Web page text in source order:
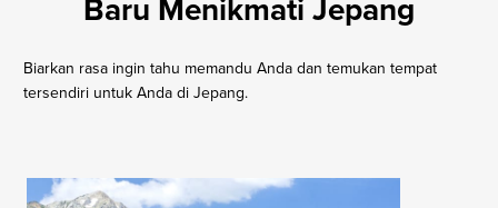
Baru Menikmati Jepang
Biarkan rasa ingin tahu memandu Anda dan temukan tempat
tersendiri untuk Anda di Jepang.